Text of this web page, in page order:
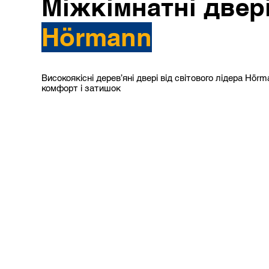
Міжкімнатні
Hörmann
Високоякісні дерев’яні двері від світового лідера
комфорт і затишок